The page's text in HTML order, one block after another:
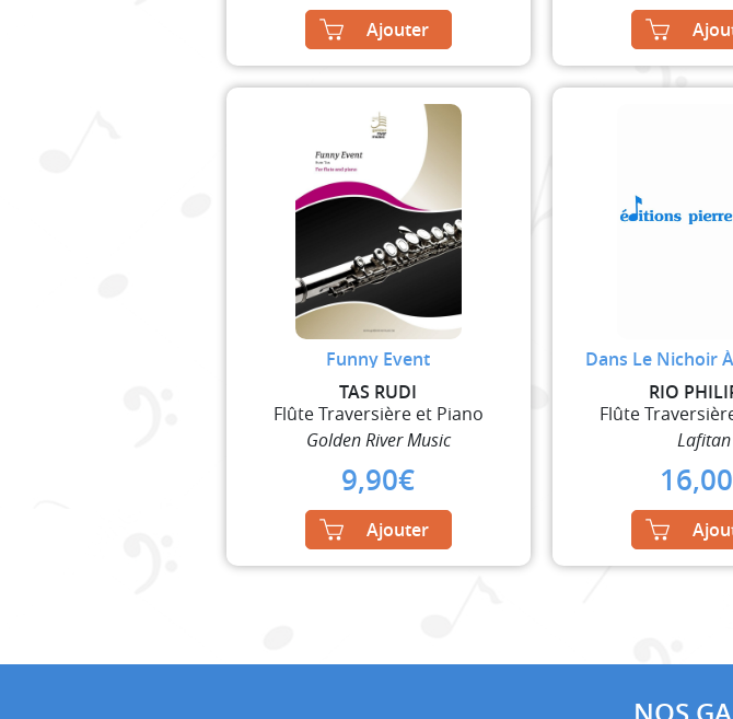
Ajouter
Funny Event
TAS RUDI
Flûte Traversière et Piano
Golden River Music
9,90€
Ajouter
Dans Le Nichoir
RIO
Flûte
Lafitan
16,00
NOS